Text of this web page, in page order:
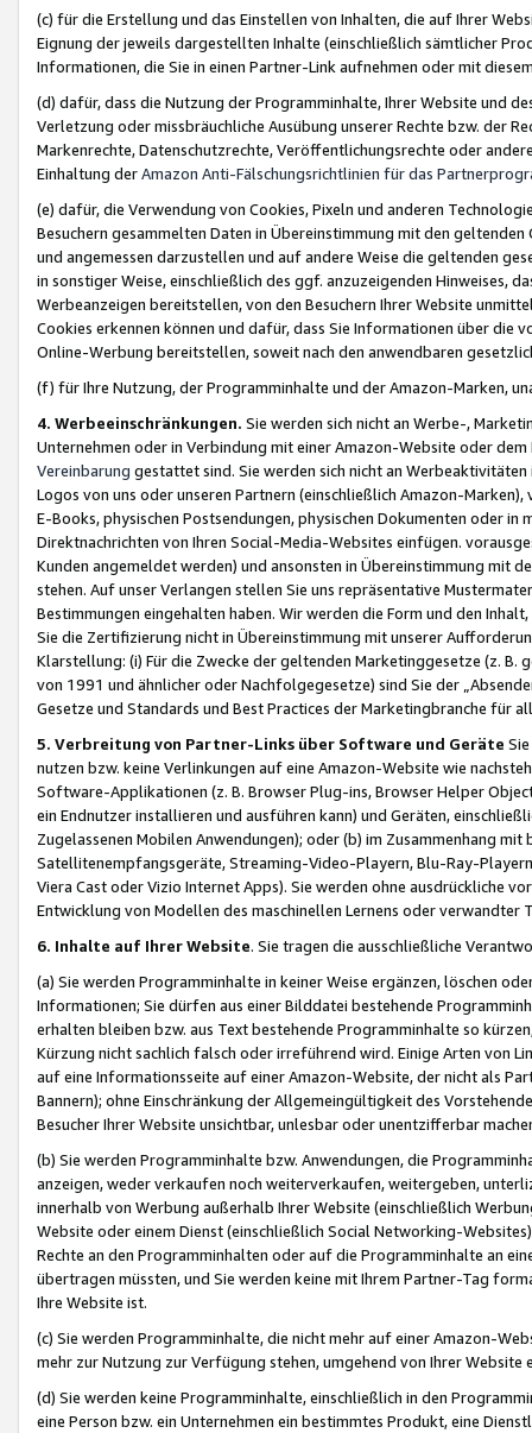
(c) für die Erstellung und das Einstellen von Inhalten, die auf Ihrer
Eignung der jeweils dargestellten Inhalte (einschließlich sämtlicher
Informationen, die Sie in einen Partner-Link aufnehmen oder mit
(d) dafür, dass die Nutzung der Programminhalte, Ihrer Website und
Verletzung oder missbräuchliche Ausübung unserer Rechte bzw. der
Markenrechte, Datenschutzrechte, Veröffentlichungsrechte oder
Einhaltung derAmazon Anti-Fälschungsrichtlinien für das
(e) dafür, die Verwendung von Cookies, Pixeln und anderen
Besuchern gesammelten Daten in Übereinstimmung mit den
und angemessen darzustellen und auf andere Weise die geltenden
in sonstiger Weise, einschließlich des ggf. anzuzeigenden Hinweises,
Werbeanzeigen bereitstellen, von den Besuchern Ihrer Website
Cookies erkennen können und dafür, dass Sie Informationen über die
Online-Werbung bereitstellen, soweit nach den anwendbaren
(f) für Ihre Nutzung, der Programminhalte und der Amazon-Marken,
4. Werbeeinschränkungen. Sie werden sich nicht an Werbe-,
Unternehmen oder in Verbindung mit einer Amazon-Website oder
Vereinbarung gestattet sind. Sie werden sich nicht an
Logos von uns oder unseren Partnern (einschließlich Amazon-
E-Books, physischen Postsendungen, physischen Dokumenten oder in
Direktnachrichten von Ihren Social-Media-Websites einfügen.
Kunden angemeldet werden) und ansonsten in Übereinstimmung mit
stehen. Auf unser Verlangen stellen Sie uns repräsentative
Bestimmungen eingehalten haben. Wir werden die Form und den
Sie die Zertifizierung nicht in Übereinstimmung mit unserer
Klarstellung: (i) Für die Zwecke der geltenden Marketinggesetze (z. B.
von 1991 und ähnlicher oder Nachfolgegesetze) sind Sie der
Gesetze und Standards und Best Practices der Marketingbranche für
5. Verbreitung von Partner-Links über Software und Geräte
nutzen bzw. keine Verlinkungen auf eine Amazon-Website wie
Software-Applikationen (z. B. Browser Plug-ins, Browser Helper
ein Endnutzer installieren und ausführen kann) und Geräten,
Zugelassenen Mobilen Anwendungen); oder (b) im Zusammenhang
Satellitenempfangsgeräte, Streaming-Video-Playern, Blu-Ray-
Viera Cast oder Vizio Internet Apps). Sie werden ohne ausdrückliche
Entwicklung von Modellen des maschinellen Lernens oder
6. Inhalte auf Ihrer Website. Sie tragen die ausschließliche
(a) Sie werden Programminhalte in keiner Weise ergänzen, löschen
Informationen; Sie dürfen aus einer Bilddatei bestehende
erhalten bleiben bzw. aus Text bestehende Programminhalte so
Kürzung nicht sachlich falsch oder irreführend wird. Einige Arten von
auf eine Informationsseite auf einer Amazon-Website, der nicht als
Bannern); ohne Einschränkung der Allgemeingültigkeit des
Besucher Ihrer Website unsichtbar, unlesbar oder unentzifferbar
(b) Sie werden Programminhalte bzw. Anwendungen, die
anzeigen, weder verkaufen noch weiterverkaufen, weitergeben,
innerhalb von Werbung außerhalb Ihrer Website (einschließlich
Website oder einem Dienst (einschließlich Social Networking-
Rechte an den Programminhalten oder auf die Programminhalte an
übertragen müssten, und Sie werden keine mit Ihrem Partner-Tag
Ihre Website ist.
(c) Sie werden Programminhalte, die nicht mehr auf einer Amazon-
mehr zur Nutzung zur Verfügung stehen, umgehend von Ihrer
(d) Sie werden keine Programminhalte, einschließlich in den
eine Person bzw. ein Unternehmen ein bestimmtes Produkt, eine